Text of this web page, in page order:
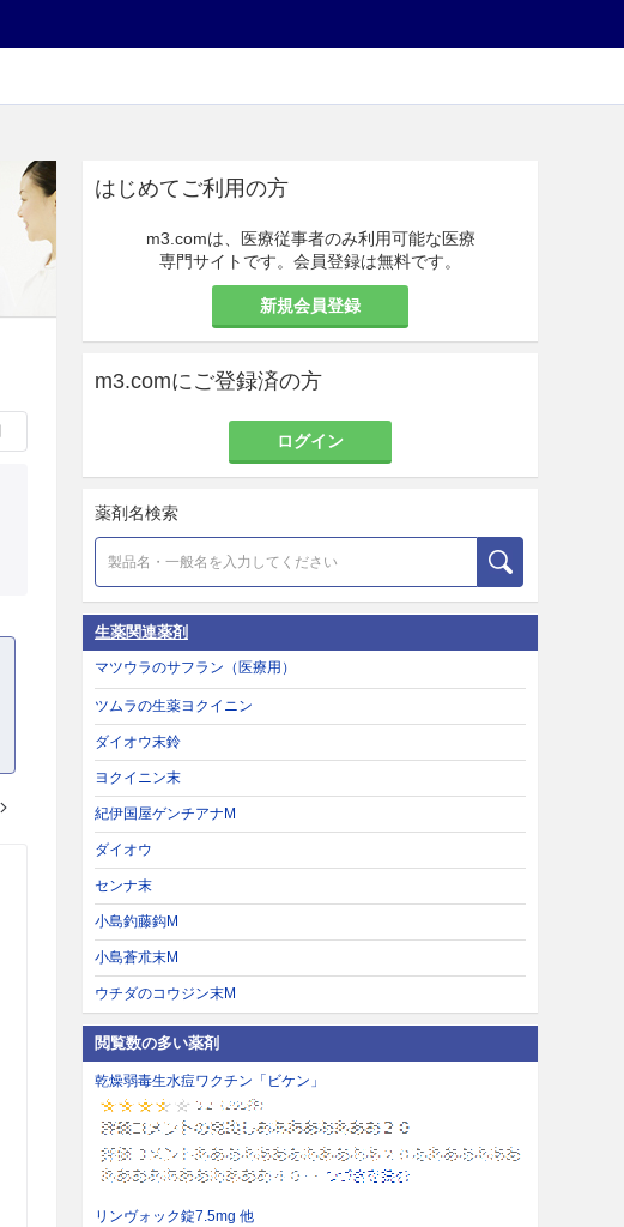
はじめてご利用の方
m3.comは、医療従事者のみ利用可能な医療
専門サイトです。会員登録は無料です。
新規会員登録
m3.comにご登録済の方
ログイン
薬剤名検索
生薬関連薬剤
マツウラのサフラン（医療用）
ツムラの生薬ヨクイニン
ダイオウ末鈴
ヨクイニン末
紀伊国屋ゲンチアナM
ダイオウ
センナ末
小島釣藤鈎M
小島蒼朮末M
ウチダのコウジン末M
閲覧数の多い薬剤
乾燥弱毒生水痘ワクチン「ビケン」
リンヴォック錠7.5mg 他